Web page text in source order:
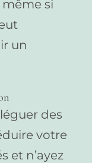
si
un
des
votre
et n’ayez